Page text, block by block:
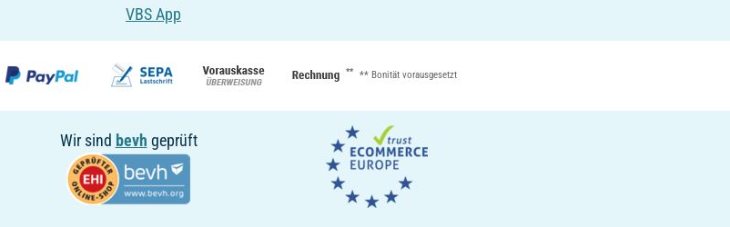
VBS App
** ** Bonität vorausgesetzt
Wir sind bevh geprüft